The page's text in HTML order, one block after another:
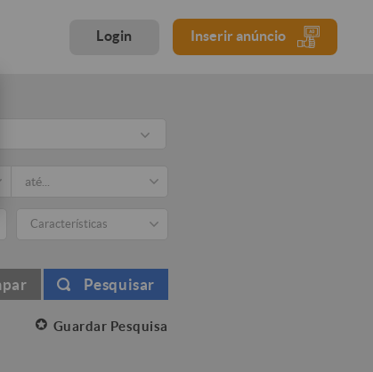
Login Inserir anúncio
Características
Pesquisar
Guardar Pesquisa